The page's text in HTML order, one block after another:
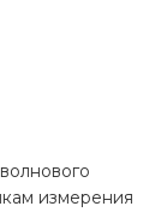
измерения